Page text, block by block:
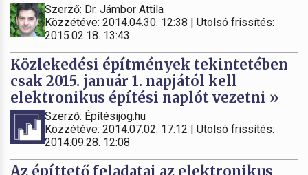
Szerző: Dr. Jámbor Attila
Közzétéve: 2014.04.30. 12:38 | Utolsó frissítés:
2015.02.18. 13:43
Közlekedési építmények tekintetében
csak 2015. január 1. napjától kell
elektronikus építési naplót vezetni »
Szerző: Építésijog.hu
Közzétéve: 2014.07.02. 17:12 | Utolsó frissítés:
2014.09.28. 12:08
Az építtető feladatai az elektronikus